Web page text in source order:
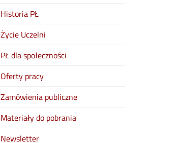
Historia PŁ
Życie Uczelni
PŁ dla społeczności
Oferty pracy
Zamówienia publiczne
Materiały do pobrania
Newsletter